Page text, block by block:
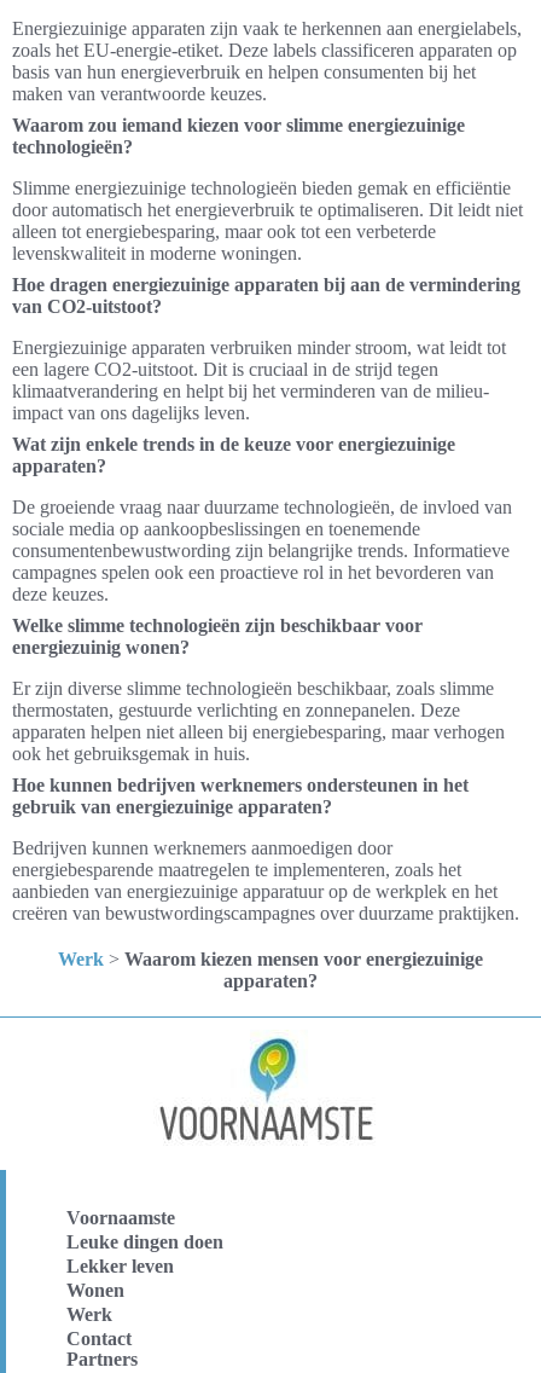
Energiezuinige apparaten zijn vaak te herkennen aan energielabels,
zoals het EU-energie-etiket. Deze labels classificeren apparaten op
basis van hun energieverbruik en helpen consumenten bij het
maken van verantwoorde keuzes.
Waarom zou iemand kiezen voor slimme energiezuinige
technologieën?
Slimme energiezuinige technologieën bieden gemak en efficiëntie
door automatisch het energieverbruik te optimaliseren. Dit leidt niet
alleen tot energiebesparing, maar ook tot een verbeterde
levenskwaliteit in moderne woningen.
Hoe dragen energiezuinige apparaten bij aan de vermindering
van CO2-uitstoot?
Energiezuinige apparaten verbruiken minder stroom, wat leidt tot
een lagere CO2-uitstoot. Dit is cruciaal in de strijd tegen
klimaatverandering en helpt bij het verminderen van de milieu-
impact van ons dagelijks leven.
Wat zijn enkele trends in de keuze voor energiezuinige
apparaten?
De groeiende vraag naar duurzame technologieën, de invloed van
sociale media op aankoopbeslissingen en toenemende
consumentenbewustwording zijn belangrijke trends. Informatieve
campagnes spelen ook een proactieve rol in het bevorderen van
deze keuzes.
Welke slimme technologieën zijn beschikbaar voor
energiezuinig wonen?
Er zijn diverse slimme technologieën beschikbaar, zoals slimme
thermostaten, gestuurde verlichting en zonnepanelen. Deze
apparaten helpen niet alleen bij energiebesparing, maar verhogen
ook het gebruiksgemak in huis.
Hoe kunnen bedrijven werknemers ondersteunen in het
gebruik van energiezuinige apparaten?
Bedrijven kunnen werknemers aanmoedigen door
energiebesparende maatregelen te implementeren, zoals het
aanbieden van energiezuinige apparatuur op de werkplek en het
creëren van bewustwordingscampagnes over duurzame praktijken.
Werk > Waarom kiezen mensen voor energiezuinige
apparaten?
Voornaamste
Leuke dingen doen
Lekker leven
Wonen
Werk
Contact
Partners